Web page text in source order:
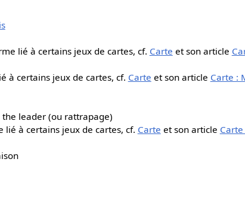
lié à certains jeux de cartes, cf. Carte et son article
à certains jeux de cartes, cf. Carte et son article Carte :
leader (ou rattrapage)
lié à certains jeux de cartes, cf. Carte et son article